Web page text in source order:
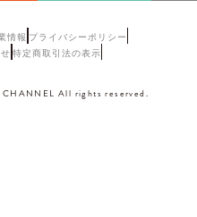
情報 プライバシーポリシー
特定商取引法の表示
All rights reserved.